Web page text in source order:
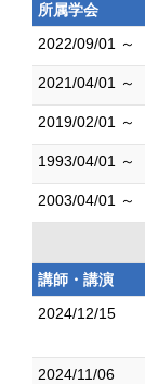
所属学会
2022/09/01 ～
2021/04/01 ～
2019/02/01 ～
1993/04/01 ～
2003/04/01 ～
講師・講演
2024/12/15
2024/11/06